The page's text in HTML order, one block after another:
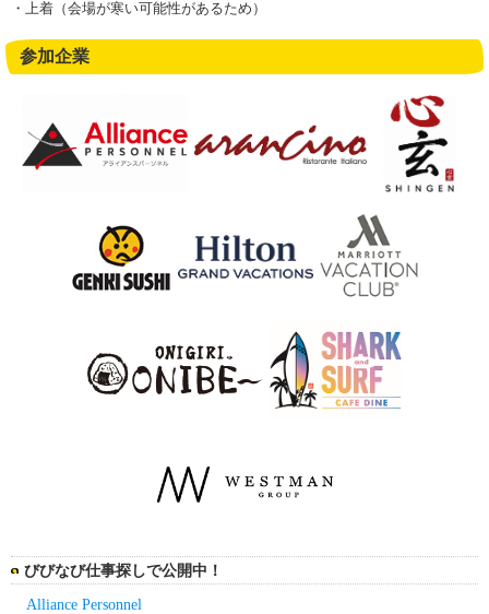
・上着（会場が寒い可能性があるため）
参加企業
びびなび仕事探しで公開中！
Alliance Personnel